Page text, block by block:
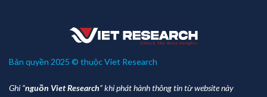
Bản quyền 2025 © thuộc Viet Research
Ghi “nguồn Viet Research” khi phát hành thông tin từ website này